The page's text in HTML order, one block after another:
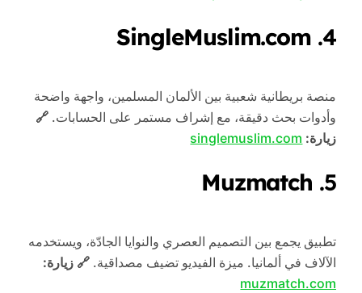
4.
SingleMuslim.com
منصة بريطانية شعبية بين الألمان المسلمين، واجهة واضحة
وأدوات بحث دقيقة، مع إشراف مستمر على الحسابات. 🔗
زيارة: singlemuslim.com
5.
Muzmatch
تطبيق يجمع بين التصميم العصري والنوايا الجادّة، ويستخدمه
الآلاف في ألمانيا. ميزة الفيديو تضيف مصداقية. 🔗 زيارة:
muzmatch.com